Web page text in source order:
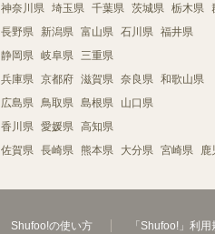
神奈川県 埼玉県 千葉県 茨城県 栃木県
長野県 新潟県 富山県 石川県 福井県
静岡県 岐阜県 三重県
兵庫県 京都府 滋賀県 奈良県 和歌山県
広島県 鳥取県 島根県 山口県
香川県 愛媛県 高知県
佐賀県 長崎県 熊本県 大分県 宮崎県 鹿
Shufoo!の使い方 「Shufoo!」利用